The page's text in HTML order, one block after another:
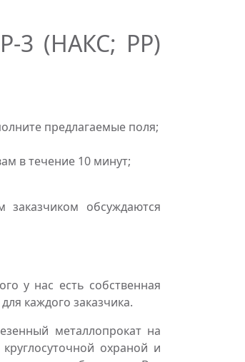
3 (НАКС; РР)
предлагаемые поля;
в течение 10 минут;
обсуждаются
у нас есть собственная
каждого заказчика.
металлопрокат на
охраной и